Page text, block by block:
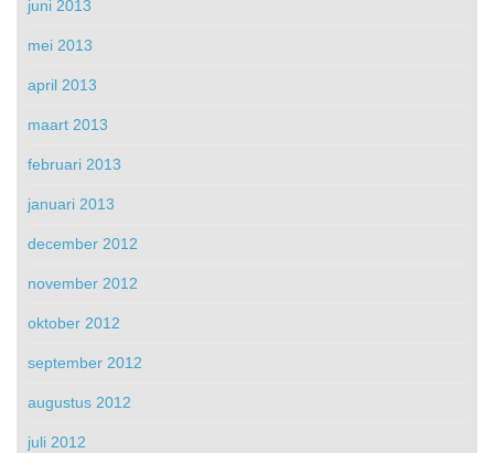
juni 2013
mei 2013
april 2013
maart 2013
februari 2013
januari 2013
december 2012
november 2012
oktober 2012
september 2012
augustus 2012
juli 2012